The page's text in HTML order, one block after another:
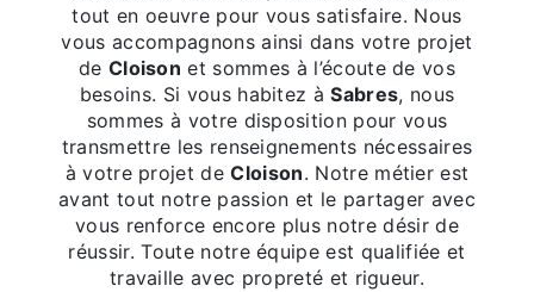
tout en oeuvre pour vous satisfaire. Nous
vous accompagnons ainsi dans votre projet
de Cloison et sommes à l’écoute de vos
besoins. Si vous habitez àSabres, nous
sommes à votre disposition pour vous
transmettre les renseignements nécessaires
à votre projet deCloison. Notre métier est
avant tout notre passion et le partager avec
vous renforce encore plus notre désir de
réussir. Toute notre équipe est qualifiée et
travaille avec propreté et rigueur.